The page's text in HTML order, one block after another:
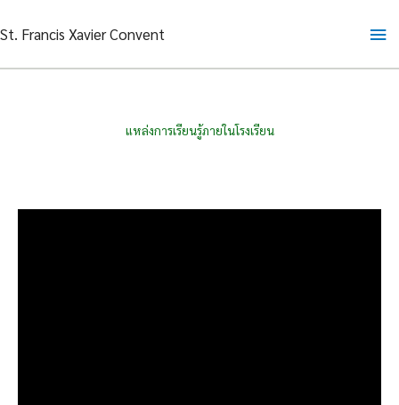
to
St. Francis Xavier Convent
แหล่งการเรียนรู้ภายในโรงเรียน